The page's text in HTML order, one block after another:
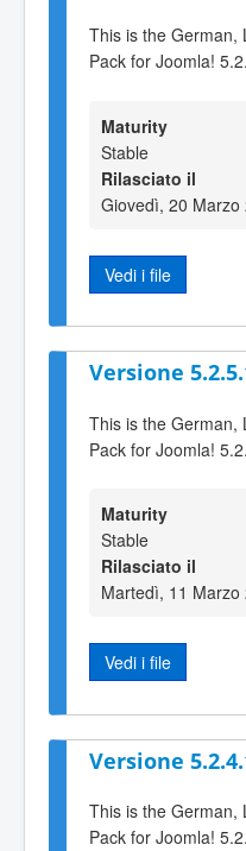
This is the German,
Pack for Joomla!
Maturity
Stable
Rilasciato il
Giovedì, 20 Marzo
Vedi i file
Versione
This is the German,
Pack for Joomla!
Maturity
Stable
Rilasciato il
Martedì, 11 Marzo
Vedi i file
Versione
This is the German,
Pack for Joomla!